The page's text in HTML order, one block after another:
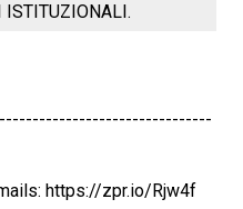
ISTITUZIONALI.
https://zpr.io/Rjw4f